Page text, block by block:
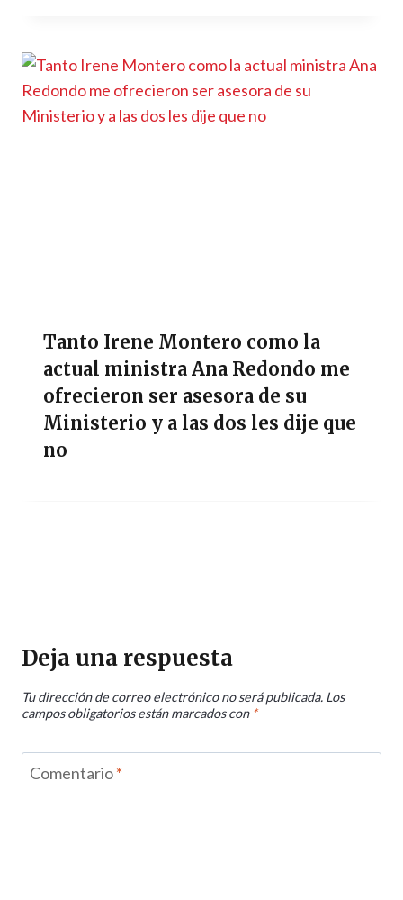
Tanto Irene Montero como la
actual ministra Ana Redondo me
ofrecieron ser asesora de su
Ministerio y a las dos les dije que
no
Deja una respuesta
Tu dirección de correo electrónico no será publicada. Los
campos obligatorios están marcados con *
Comentario*